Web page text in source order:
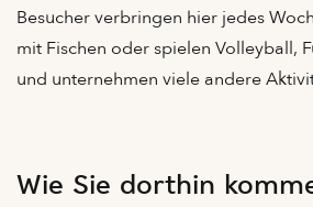
Besucher verbringen hier jedes
mit Fischen oder spielen Volleyball,
und unternehmen viele andere
Wie Sie dorthin